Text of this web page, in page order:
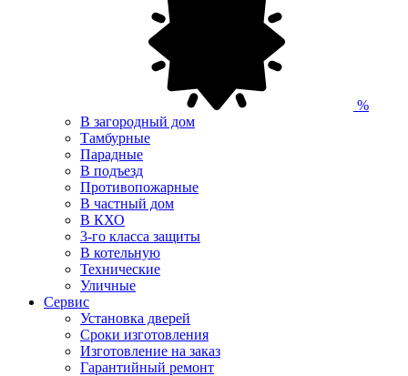
%
В загородный дом
Тамбурные
Парадные
В подъезд
Противопожарные
В частный дом
В КХО
3-го класса защиты
В котельную
Технические
Уличные
Сервис
Установка дверей
Сроки изготовления
Изготовление на заказ
Гарантийный ремонт